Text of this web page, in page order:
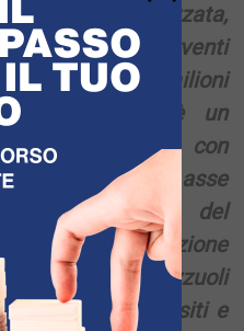
–
è stata realizzata,
interventi
con 22 milioni
enorme: c’è un
Campania con
milioni dal Fesr asse
Presidenza del
protezione
di Pozzuoli
Cassa Depositi e